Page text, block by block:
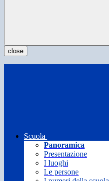
close
Scuola
Panoramica
Presentazione
I luoghi
Le persone